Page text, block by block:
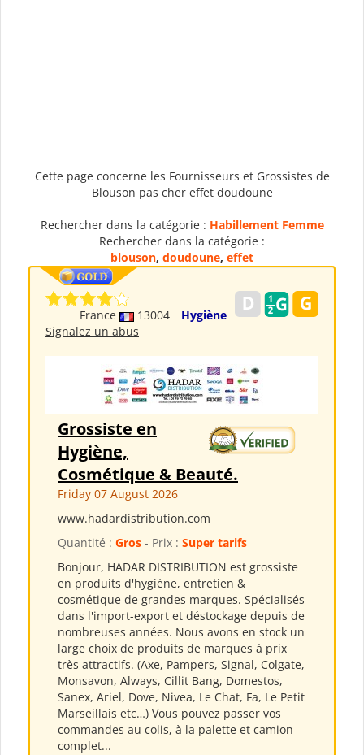
Cette page concerne les Fournisseurs et Grossistes de
Blouson pas cher effet doudoune
Rechercher dans la catégorie : Habillement Femme
Rechercher dans la catégorie :
blouson, doudoune, effet
France 13004
Hygiène
Signalez un abus
Grossiste en
Hygiène,
Cosmétique & Beauté.
Friday 07 August 2026
www.hadardistribution.com
Quantité : Gros - Prix : Super tarifs
Bonjour, HADAR DISTRIBUTION est grossiste
en produits d'hygiène, entretien &
cosmétique de grandes marques. Spécialisés
dans l'import-export et déstockage depuis de
nombreuses années. Nous avons en stock un
large choix de produits de marques à prix
très attractifs. (Axe, Pampers, Signal, Colgate,
Monsavon, Always, Cillit Bang, Domestos,
Sanex, Ariel, Dove, Nivea, Le Chat, Fa, Le Petit
Marseillais etc…) Vous pouvez passer vos
commandes au colis, à la palette et camion
complet...